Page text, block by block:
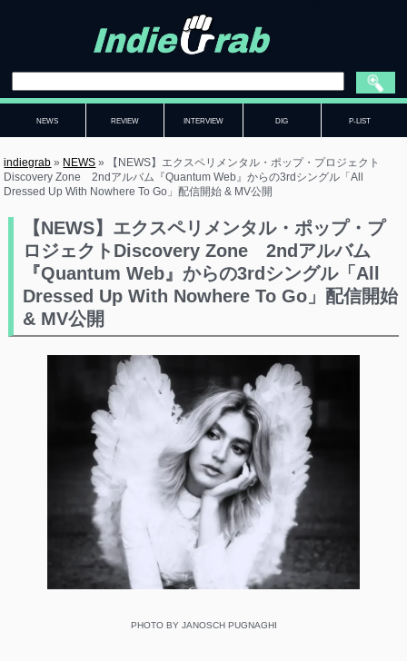
NEWS REVIEW INTERVIEW DIG P-LIST
indiegrab » NEWS »
【NEWS】エクスペリメンタル・ポップ・プロジェクト
Discovery Zone 2ndアルバム『Quantum Web』からの3rdシングル「All
Dressed Up With Nowhere To Go」配信開始 & MV公開
【NEWS】エクスペリメンタル・ポップ・プ
ロジェクトDiscovery Zone 2ndアルバム
『Quantum Web』からの3rdシングル「All
Dressed Up With Nowhere To Go」配信開始
& MV公開
PHOTO BY JANOSCH PUGNAGHI